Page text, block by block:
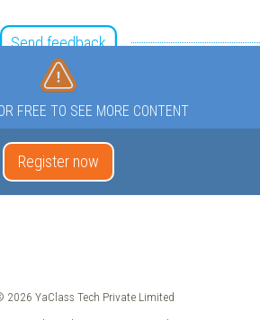
Send feedback
FREE TO SEE MORE CONTENT
Register now
YaClass Tech Private Limited